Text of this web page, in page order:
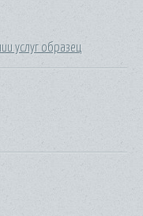
услуг образец